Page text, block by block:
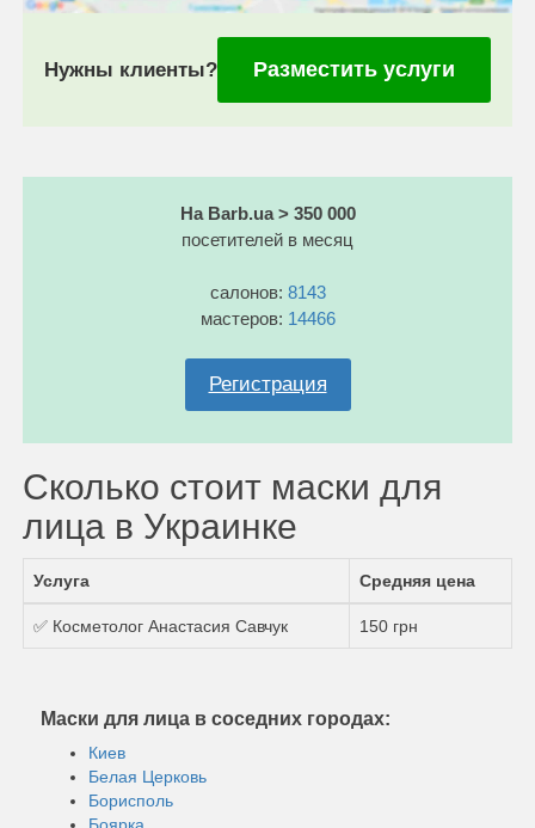
Нужны клиенты? Разместить услуги
На Barb.ua > 350 000
посетителей в месяц
салонов: 8143
мастеров: 14466
Регистрация
Сколько стоит маски для
лица в Украинке
Услуга Средняя цена
✅ Косметолог Анастасия Савчук 150 грн
Маски для лица в соседних городах:
Киев
Белая Церковь
Борисполь
Боярка